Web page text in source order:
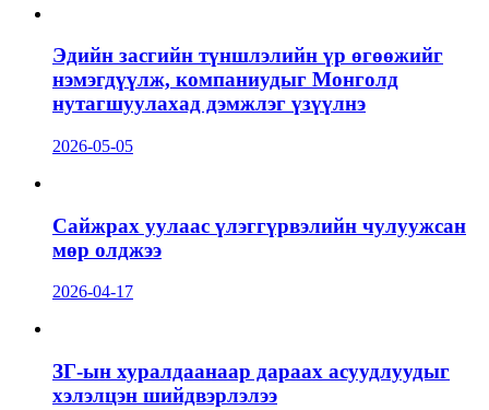
Эдийн засгийн түншлэлийн үр өгөөжийг
нэмэгдүүлж, компаниудыг Монголд
нутагшуулахад дэмжлэг үзүүлнэ
2026-05-05
Сайжрах уулаас үлэггүрвэлийн чулуужсан
мөр олджээ
2026-04-17
ЗГ-ын хуралдаанаар дараах асуудлуудыг
хэлэлцэн шийдвэрлэлээ